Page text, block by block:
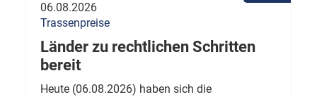
06.08.2026
Trassenpreise
Länder zu rechtlichen Schritten
bereit
Heute (06.08.2026) haben sich die